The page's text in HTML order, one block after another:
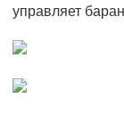
управляет